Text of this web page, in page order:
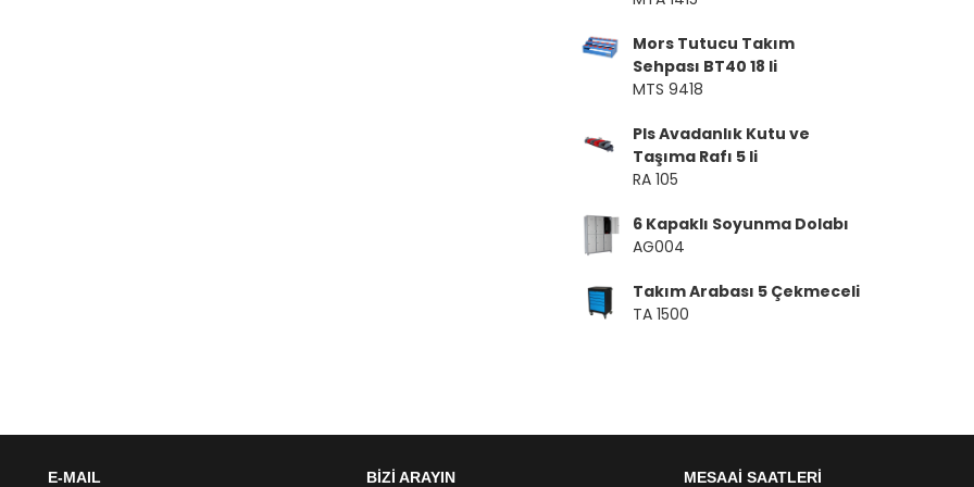
Mors Tutucu Takım
Sehpası BT40 18 li
MTS 9418
Pls Avadanlık Kutu ve
Taşıma Rafı 5 li
RA 105
6 Kapaklı Soyunma Dolabı
AG004
Takım Arabası 5 Çekmeceli
TA 1500
E-MAIL BİZİ ARAYIN MESAAİ SAATLERİ